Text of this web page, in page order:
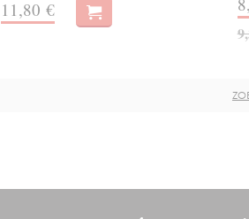
11,80 €